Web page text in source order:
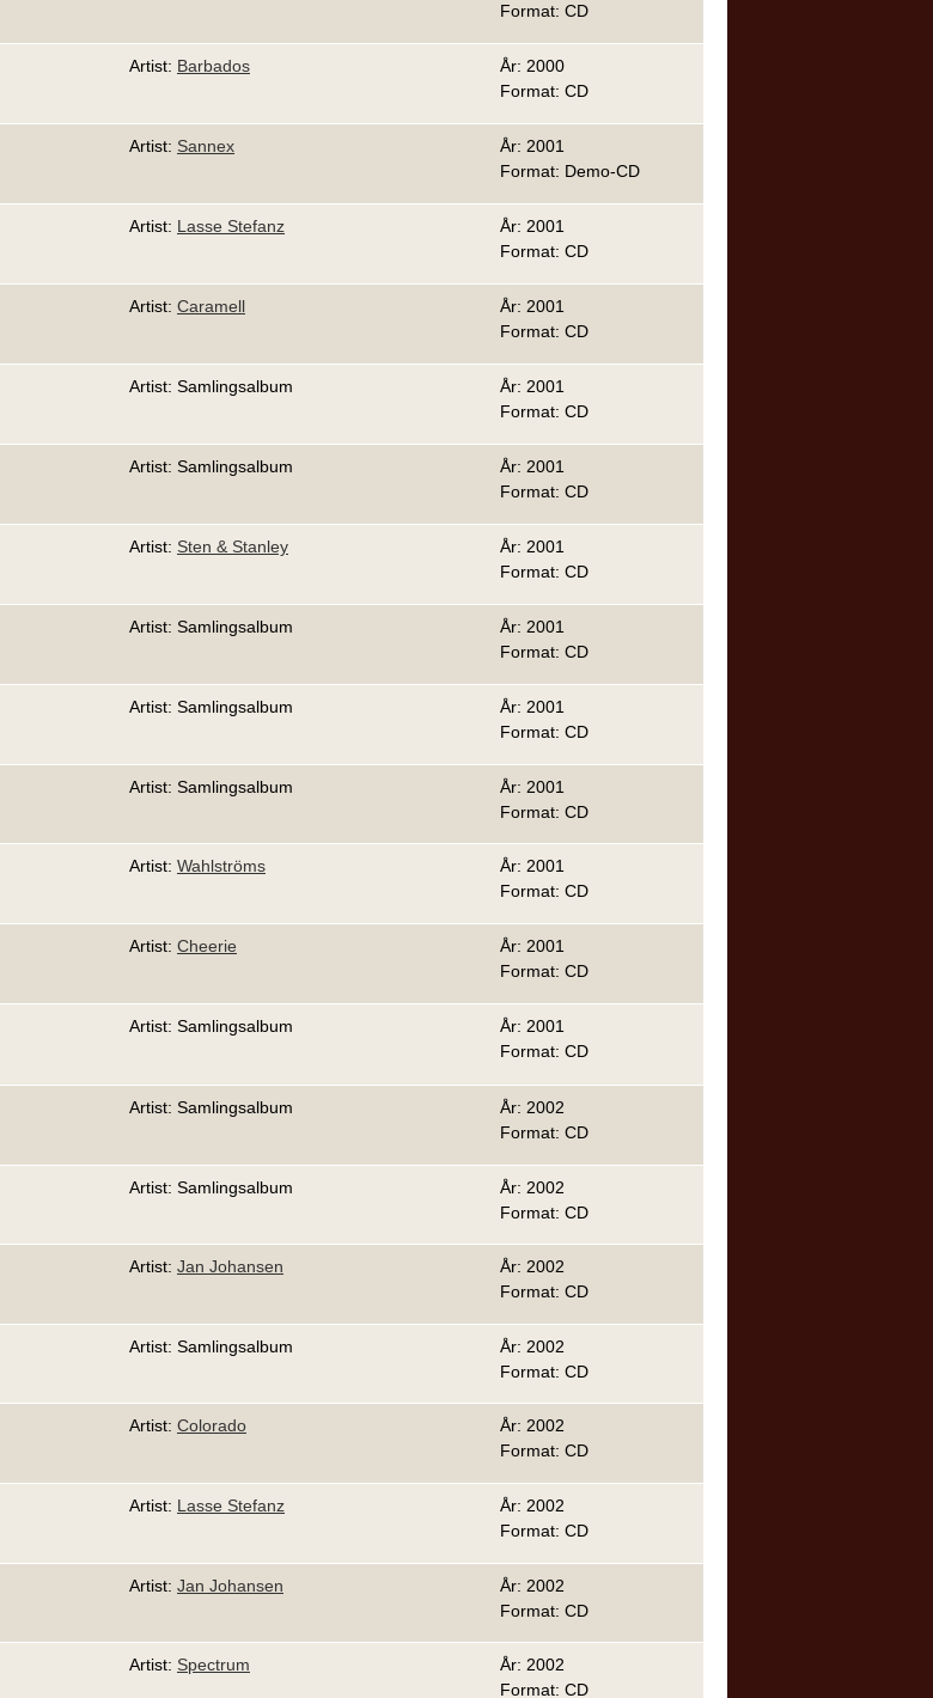
Format: CD
Artist: Barbados
År: 2000
Format: CD
Artist: Sannex
År: 2001
Format: Demo-CD
Artist: Lasse Stefanz
År: 2001
Format: CD
Artist: Caramell
År: 2001
Format: CD
Artist: Samlingsalbum
År: 2001
Format: CD
Artist: Samlingsalbum
År: 2001
Format: CD
Artist: Sten & Stanley
År: 2001
Format: CD
Artist: Samlingsalbum
År: 2001
Format: CD
Artist: Samlingsalbum
År: 2001
Format: CD
Artist: Samlingsalbum
År: 2001
Format: CD
Artist: Wahlströms
År: 2001
Format: CD
Artist: Cheerie
År: 2001
Format: CD
Artist: Samlingsalbum
År: 2001
Format: CD
Artist: Samlingsalbum
År: 2002
Format: CD
Artist: Samlingsalbum
År: 2002
Format: CD
Artist: Jan Johansen
År: 2002
Format: CD
Artist: Samlingsalbum
År: 2002
Format: CD
Artist: Colorado
År: 2002
Format: CD
Artist: Lasse Stefanz
År: 2002
Format: CD
Artist: Jan Johansen
År: 2002
Format: CD
Artist: Spectrum
År: 2002
Format: CD